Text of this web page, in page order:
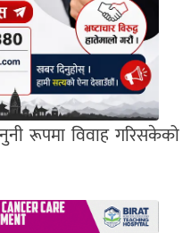
रूपमा विवाह गरिसकेको